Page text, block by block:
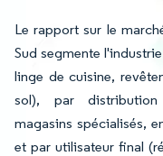
Le rapport sur le
Sud segmente
linge de cuisine,
sol), par distribution
magasins spécialisés,
et par utilisateur final